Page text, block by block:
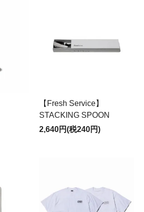
【Fresh Service】
STACKING SPOON
2,640円(税240円)